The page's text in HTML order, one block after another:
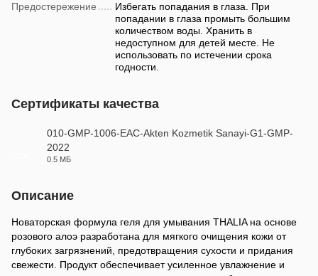
Предостережение
Избегать попадания в глаза. При
попадании в глаза промыть большим
количеством воды. Хранить в
недоступном для детей месте. Не
использовать по истечении срока
годности.
Сертификаты качества
010-GMP-1006-EAC-Akten Kozmetik Sanayi-G1-GMP-
2022
0.5 МБ
Описание
Новаторская формула геля для умывания THALIA на основе
розового алоэ разработана для мягкого очищения кожи от
глубоких загрязнений, предотвращения сухости и придания
свежести. Продукт обеспечивает усиленное увлажнение и